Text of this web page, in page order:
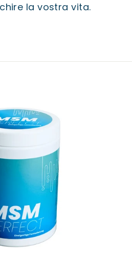
la vostra vita.